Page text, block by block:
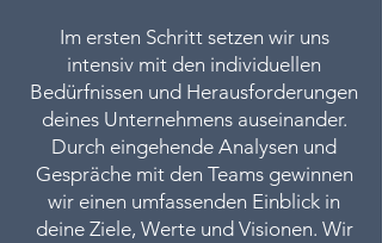
Im ersten Schritt setzen wir uns
intensiv mit den individuellen
Bedürfnissen und Herausforderungen
deines Unternehmens auseinander.
Durch eingehende Analysen und
Gespräche mit den Teams gewinnen
wir einen umfassenden Einblick in
deine Ziele, Werte und Visionen. Wir